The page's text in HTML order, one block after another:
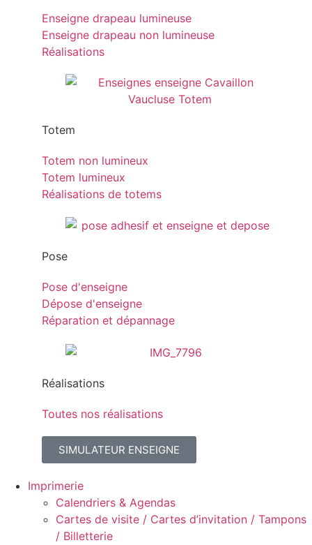
Enseigne drapeau lumineuse
Enseigne drapeau non lumineuse
Réalisations
Totem
Totem non lumineux
Totem lumineux
Réalisations de totems
Pose
Pose d'enseigne
Dépose d'enseigne
Réparation et dépannage
Réalisations
Toutes nos réalisations
SIMULATEUR ENSEIGNE
Imprimerie
Calendriers & Agendas
Cartes de visite / Cartes d’invitation / Tampons
/ Billetterie